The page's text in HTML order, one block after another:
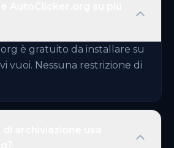
è gratuito da installare su
vuoi. Nessuna restrizione di